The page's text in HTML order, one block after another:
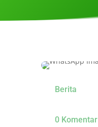
Berita
0 Komentar